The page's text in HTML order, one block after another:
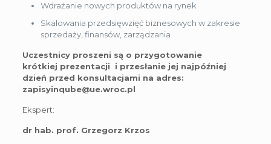
Wdrażanie nowych produktów na rynek
Skalowania przedsięwzięć biznesowych w zakresie
sprzedaży, finansów, zarządzania
Uczestnicy proszeni są o przygotowanie
krótkiej prezentacji i przesłanie jej najpóźniej
dzień przed konsultacjami na adres:
zapisyinqube@ue.wroc.pl
Ekspert:
dr hab. prof. Grzegorz Krzos